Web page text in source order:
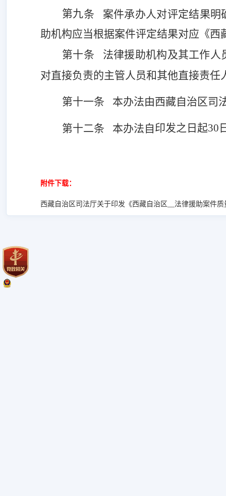
第九条
案件承办人对评定结果
助机构应当根据案件评定结果对应《西
第十条
法律援助机构及其工作
对直接负责的主管人员和其他直接责任
第十一条 本办法由西藏自治区司
第十二条 本办法自印发之日起30
附件下载：
西藏自治区司法厅关于印发《西藏自治区__法律援助案件